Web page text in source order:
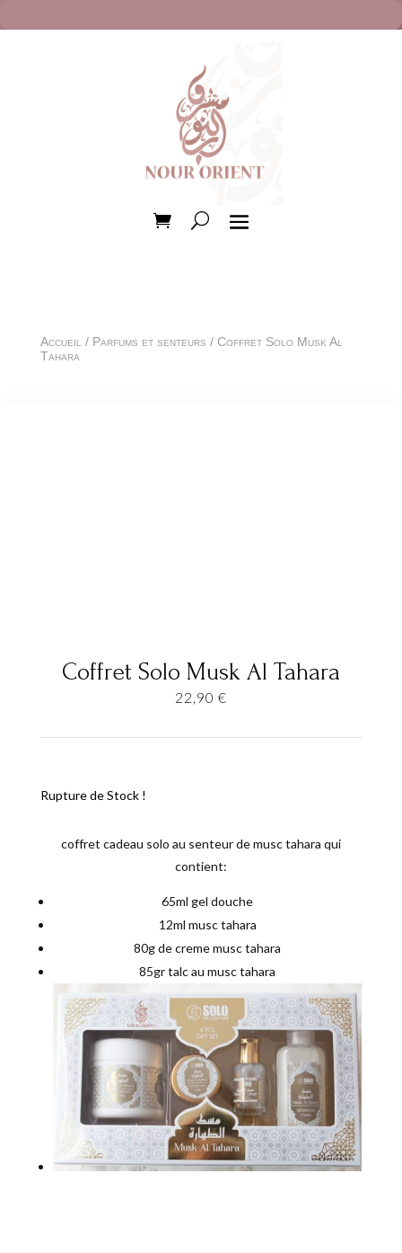
Accueil / Parfums et senteurs / Coffret Solo Musk Al
Tahara
Coffret Solo Musk Al Tahara
22,90 €
Rupture de Stock !
coffret cadeau solo au senteur de musc tahara qui
contient:
65ml gel douche
12ml musc tahara
80g de creme musc tahara
85gr talc au musc tahara